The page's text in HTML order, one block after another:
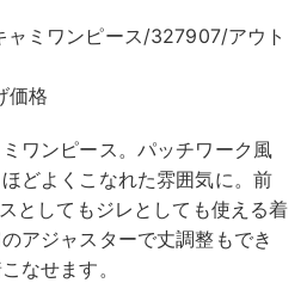
ャミワンピース/327907/アウト
価格
ワンピース。パッチワーク風
どよくこなれた雰囲気に。前
としてもジレとしても使える着
アジャスターで丈調整もでき
なせます。